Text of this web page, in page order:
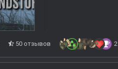
50 отзывов